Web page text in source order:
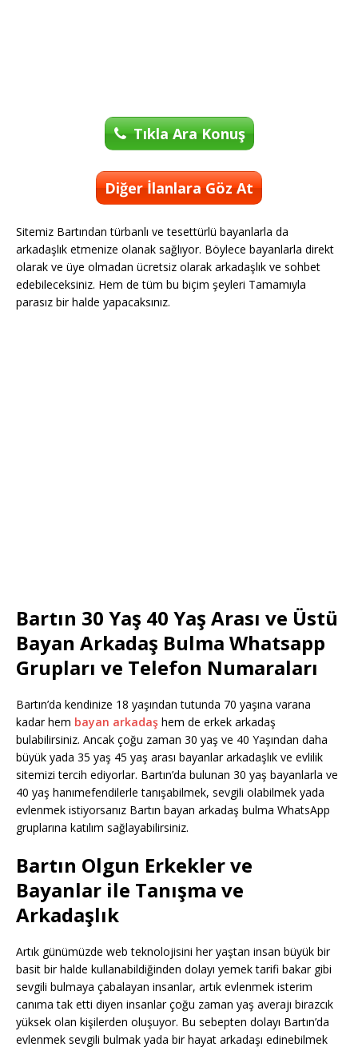
Tıkla Ara Konuş
Diğer İlanlara Göz At
Sitemiz Bartından türbanlı ve tesettürlü bayanlarla da
arkadaşlık etmenize olanak sağlıyor. Böylece bayanlarla direkt
olarak ve üye olmadan ücretsiz olarak arkadaşlık ve sohbet
edebileceksiniz. Hem de tüm bu biçim şeyleri Tamamıyla
parasız bir halde yapacaksınız.
Bartın 30 Yaş 40 Yaş Arası ve Üstü
Bayan Arkadaş Bulma Whatsapp
Grupları ve Telefon Numaraları
Bartın’da kendinize 18 yaşından tutunda 70 yaşına varana
kadar hem bayan arkadaş hem de erkek arkadaş
bulabilirsiniz. Ancak çoğu zaman 30 yaş ve 40 Yaşından daha
büyük yada 35 yaş 45 yaş arası bayanlar arkadaşlık ve evlilik
sitemizi tercih ediyorlar. Bartın’da bulunan 30 yaş bayanlarla ve
40 yaş hanımefendilerle tanışabilmek, sevgili olabilmek yada
evlenmek istiyorsanız Bartın bayan arkadaş bulma WhatsApp
gruplarına katılım sağlayabilirsiniz.
Bartın Olgun Erkekler ve
Bayanlar ile Tanışma ve
Arkadaşlık
Artık günümüzde web teknolojisini her yaştan insan büyük bir
basit bir halde kullanabildiğinden dolayı yemek tarifi bakar gibi
sevgili bulmaya çabalayan insanlar, artık evlenmek isterim
canıma tak etti diyen insanlar çoğu zaman yaş averajı birazcık
yüksek olan kişilerden oluşuyor. Bu sebepten dolayı Bartın’da
evlenmek sevgili bulmak yada bir hayat arkadaşı edinebilmek